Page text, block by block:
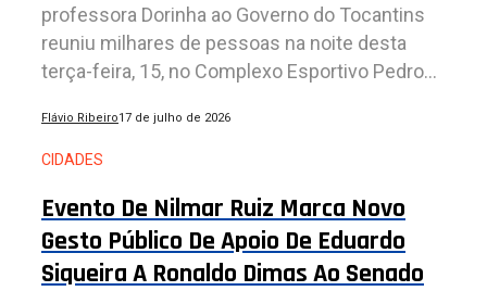
professora Dorinha ao Governo do Tocantins
reuniu milhares de pessoas na noite desta
terça-feira, 15, no Complexo Esportivo Pedro...
Flávio Ribeiro17 de julho de 2026
CIDADES
Evento De Nilmar Ruiz Marca Novo
Gesto Público De Apoio De Eduardo
Siqueira A Ronaldo Dimas Ao Senado